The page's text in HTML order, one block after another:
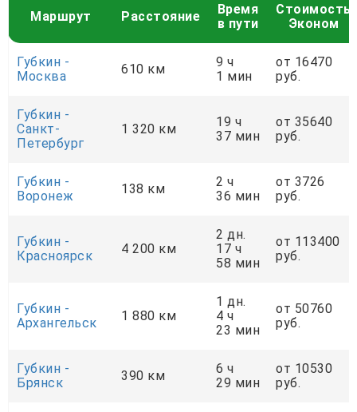
Маршрут Расстояние
Время
в пути
Стоимость
Эконом
Губкин -
Москва
610 км
9 ч
1 мин
от 16470
руб.
Губкин -
Санкт-
Петербург
1 320 км
19 ч
37 мин
от 35640
руб.
Губкин -
Воронеж
138 км
2 ч
36 мин
от 3726
руб.
Губкин -
Красноярск
4 200 км
2 дн.
17 ч
58 мин
от 113400
руб.
Губкин -
Архангельск
1 880 км
1 дн.
4 ч
23 мин
от 50760
руб.
Губкин -
Брянск
390 км
6 ч
29 мин
от 10530
руб.